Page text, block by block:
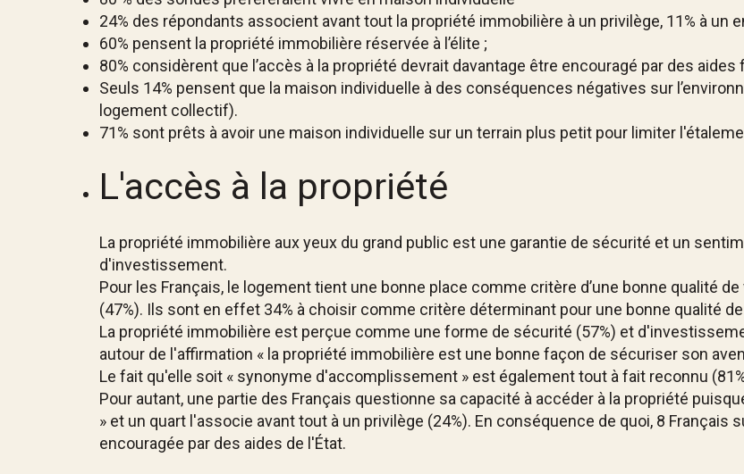
24% des répondants associent avant tout la propriété immobilière à un privilège, 11% à un
60% pensent la propriété immobilière réservée à l’élite ;
80% considèrent que l’accès à la propriété devrait davantage être encouragé par des aides
Seuls 14% pensent que la maison individuelle à des conséquences négatives sur
logement collectif).
71% sont prêts à avoir une maison individuelle sur un terrain plus petit pour limiter
L'accès à la propriété
La propriété immobilière aux yeux du grand public est une garantie de sécurité et un
d'investissement.
Pour les Français, le logement tient une bonne place comme critère d’une bonne qualité
(47%). Ils sont en effet 34% à choisir comme critère déterminant pour une bonne qualité
La propriété immobilière est perçue comme une forme de sécurité (57%) et
autour de l'affirmation « la propriété immobilière est une bonne façon de sécuriser son
Le fait qu'elle soit « synonyme d'accomplissement » est également tout à fait reconnu
Pour autant, une partie des Français questionne sa capacité à accéder à la propriété
» et un quart l'associe avant tout à un privilège (24%). En conséquence de quoi, 8
encouragée par des aides de l'État.